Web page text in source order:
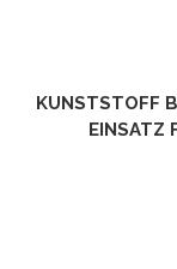
KUNSTSTOFF
EINSATZ